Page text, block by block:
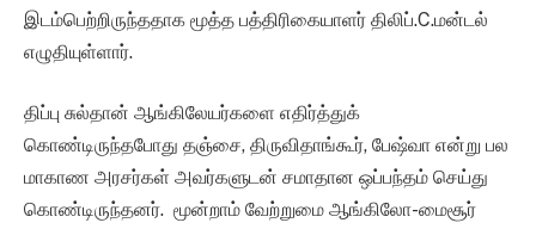
இடம்பெற்றிருந்ததாக மூத்த பத்திரிகையாளர் திலிப்.C.மன்டல்
எழுதியுள்ளார்.
திப்பு சுல்தான் ஆங்கிலேயர்களை எதிர்த்துக்
கொண்டிருந்தபோது தஞ்சை, திருவிதாங்கூர், பேஷ்வா என்று பல
மாகாண அரசர்கள் அவர்களுடன் சமாதான ஒப்பந்தம் செய்து
கொண்டிருந்தனர். மூன்றாம் வேற்றுமை ஆங்கிலோ-மைசூர்